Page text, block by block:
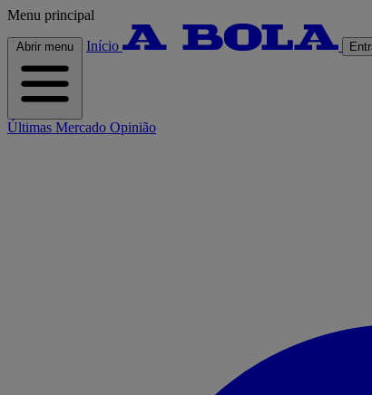
Menu principal
Abrir menu Início
Últimas Mercado Opinião